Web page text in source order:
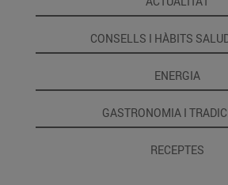
CONSELLS I HÀBITS
ENERGIA
GASTRONOMIA I
RECEPTES